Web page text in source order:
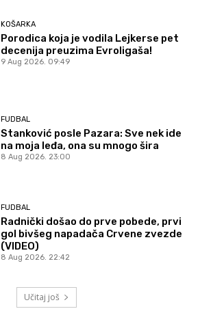
KOŠARKA
Porodica koja je vodila Lejkerse pet
decenija preuzima Evroligaša!
9 Aug 2026. 09:49
FUDBAL
Stanković posle Pazara: Sve nek ide
na moja leđa, ona su mnogo šira
8 Aug 2026. 23:00
FUDBAL
Radnički došao do prve pobede, prvi
gol bivšeg napadača Crvene zvezde
(VIDEO)
8 Aug 2026. 22:42
Učitaj još